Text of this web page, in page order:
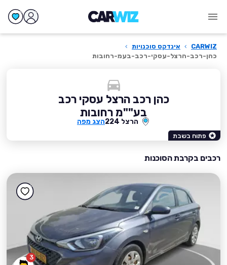
CARWIZ
› אינדקס סוכנויות ›
כהן-רכב-הרצל-עסקי-רכב-בעמ-רחובות
כהן רכב הרצל עסקי רכב
בע""מ רחובות
הרצל 224 הצג מפה
פתוח בשבת
רכבים בקרבת הסוכנות
3